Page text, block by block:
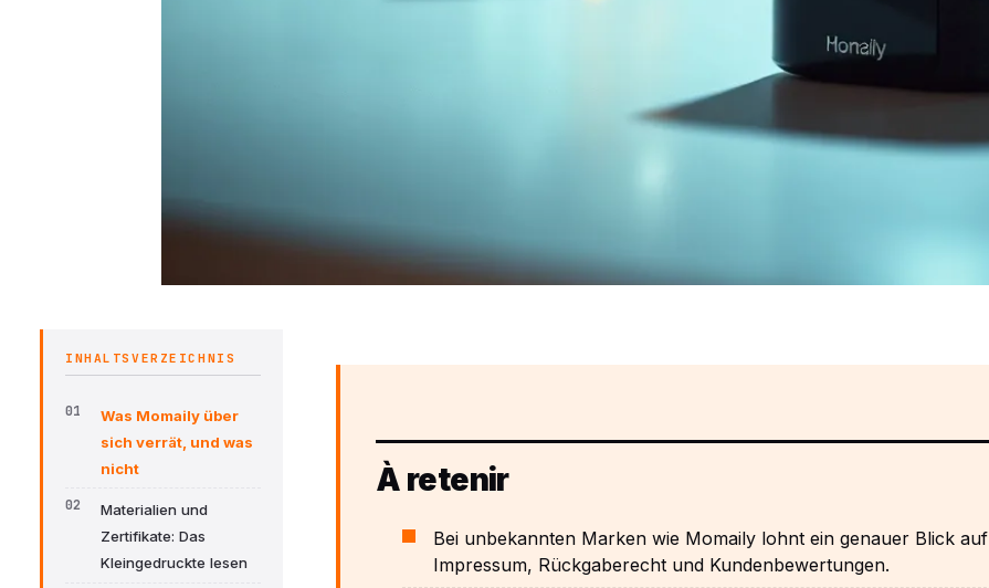
INHALTSVERZEICHNIS
Was Momaily über
sich verrät, und was
nicht
Materialien und
Zertifikate: Das
Kleingedruckte lesen
À retenir
Bei unbekannten Marken wie Momaily lohnt ein genauer Blick auf
Impressum, Rückgaberecht und Kundenbewertungen.